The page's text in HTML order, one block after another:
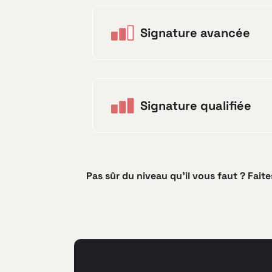
Signature avancée
Signature qualifiée
Pas sûr du niveau qu'il vous faut ?